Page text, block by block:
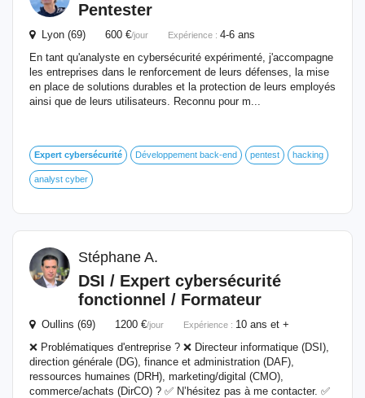
Pentester
Lyon (69) 600 €/jour Expérience : 4-6 ans
En tant qu'analyste en cybersécurité expérimenté, j'accompagne
les entreprises dans le renforcement de leurs défenses, la mise
en place de solutions durables et la protection de leurs employés
ainsi que de leurs utilisateurs. Reconnu pour m...
Expert cybersécurité Développement back-end pentest hacking
analyst cyber
Stéphane A.
DSI / Expert cybersécurité
fonctionnel / Formateur
Oullins (69) 1200 €/jour Expérience : 10 ans et +
❌ Problématiques d'entreprise ? ❌ Directeur informatique (DSI),
direction générale (DG), finance et administration (DAF),
ressources humaines (DRH), marketing/digital (CMO),
commerce/achats (DirCO) ? ✅ N’hésitez pas à me contacter. ✅